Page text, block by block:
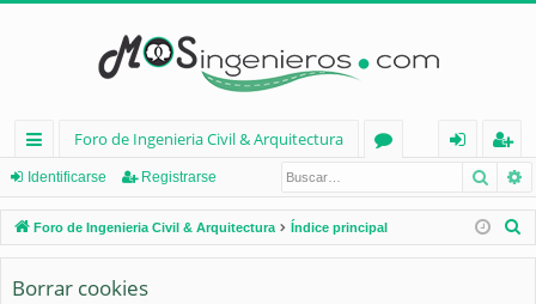
nl
ac
es
rá
Foro de Ingenieria Civil & Arquitectura
os
nt
ifi
eg
ist
ra
Identificarse Registrarse
Foro de Ingenieria Civil & Arquitectura Índice principal
Borrar cookies